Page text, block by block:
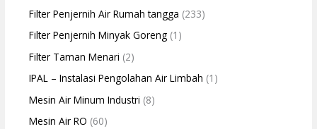
Filter Penjernih Air Rumah tangga (233)
Filter Penjernih Minyak Goreng (1)
Filter Taman Menari (2)
IPAL – Instalasi Pengolahan Air Limbah (1)
Mesin Air Minum Industri (8)
Mesin Air RO (60)